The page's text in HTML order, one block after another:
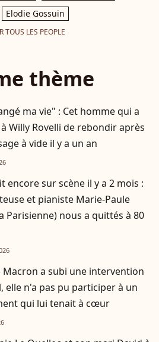
Elodie Gossuin
TOUS LES PEOPLE
thème
ma vie" : Cet homme qui a
Willy Rovelli de rebondir après
à vide il y a un an
encore sur scène il y a 2 mois :
et pianiste Marie-Paule
Parisienne) nous a quittés à 80
a subi une intervention
elle n'a pas pu participer à un
qui lui tenait à cœur